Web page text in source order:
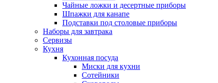
Чайные ложки и десертные приборы
Шпажки для канапе
Подставки под столовые приборы
Наборы для завтрака
Сервизы
Кухня
Кухонная посуда
Миски для кухни
Сотейники